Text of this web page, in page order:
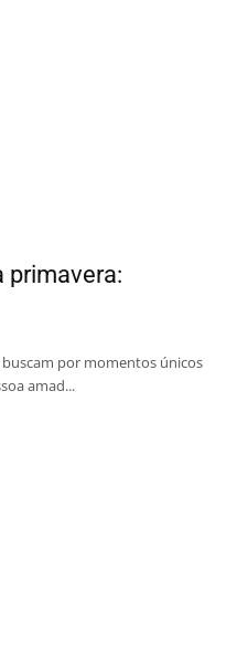
primavera:
por momentos únicos
amad...